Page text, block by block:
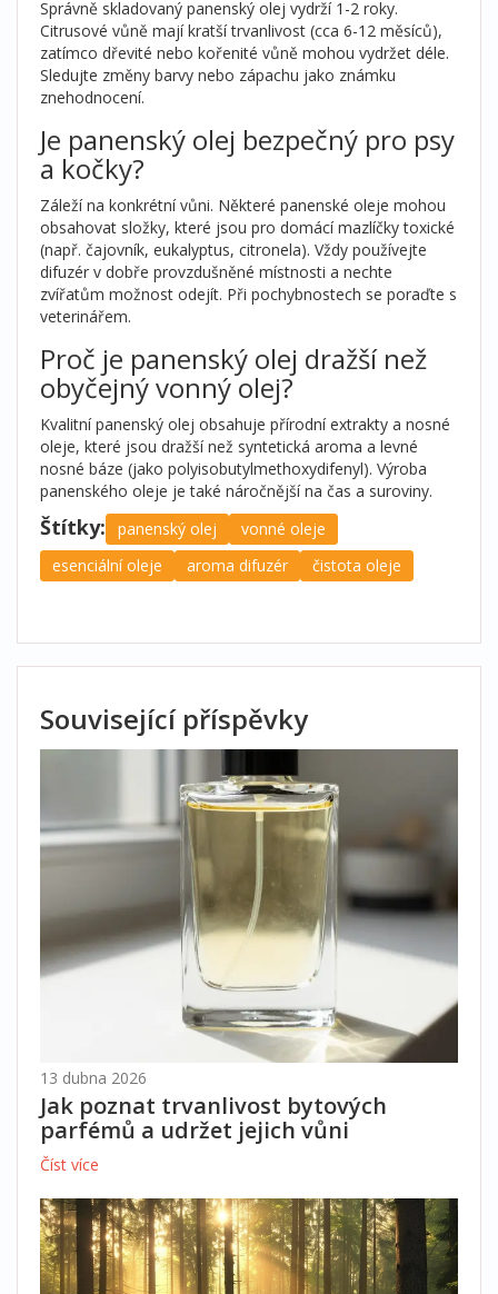
Správně skladovaný panenský olej vydrží 1-2 roky.
Citrusové vůně mají kratší trvanlivost (cca 6-12 měsíců),
zatímco dřevité nebo kořenité vůně mohou vydržet déle.
Sledujte změny barvy nebo zápachu jako známku
znehodnocení.
Je panenský olej bezpečný pro psy
a kočky?
Záleží na konkrétní vůni. Některé panenské oleje mohou
obsahovat složky, které jsou pro domácí mazlíčky toxické
(např. čajovník, eukalyptus, citronela). Vždy používejte
difuzér v dobře provzdušněné místnosti a nechte
zvířatům možnost odejít. Při pochybnostech se poraďte s
veterinářem.
Proč je panenský olej dražší než
obyčejný vonný olej?
Kvalitní panenský olej obsahuje přírodní extrakty a nosné
oleje, které jsou dražší než syntetická aroma a levné
nosné báze (jako polyisobutylmethoxydifenyl). Výroba
panenského oleje je také náročnější na čas a suroviny.
Štítky: panenský olej
vonné oleje
esenciální oleje
aroma difuzér čistota oleje
Související příspěvky
13 dubna 2026
Jak poznat trvanlivost bytových
parfémů a udržet jejich vůni
Číst více